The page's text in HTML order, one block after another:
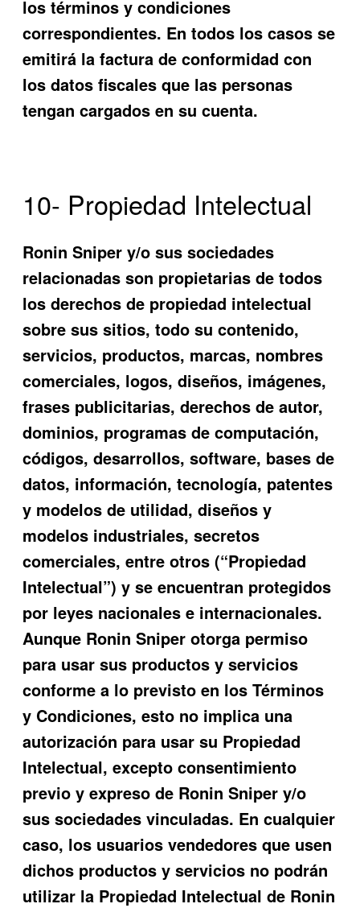
los términos y condiciones
correspondientes. En todos los casos se
emitirá la factura de conformidad con
los datos fiscales que las personas
tengan cargados en su cuenta.
10- Propiedad Intelectual
Ronin Sniper y/o sus sociedades
relacionadas son propietarias de todos
los derechos de propiedad intelectual
sobre sus sitios, todo su contenido,
servicios, productos, marcas, nombres
comerciales, logos, diseños, imágenes,
frases publicitarias, derechos de autor,
dominios, programas de computación,
códigos, desarrollos, software, bases de
datos, información, tecnología, patentes
y modelos de utilidad, diseños y
modelos industriales, secretos
comerciales, entre otros (“Propiedad
Intelectual”) y se encuentran protegidos
por leyes nacionales e internacionales.
Aunque Ronin Sniper otorga permiso
para usar sus productos y servicios
conforme a lo previsto en los Términos
y Condiciones, esto no implica una
autorización para usar su Propiedad
Intelectual, excepto consentimiento
previo y expreso de Ronin Sniper y/o
sus sociedades vinculadas. En cualquier
caso, los usuarios vendedores que usen
dichos productos y servicios no podrán
utilizar la Propiedad Intelectual de Ronin